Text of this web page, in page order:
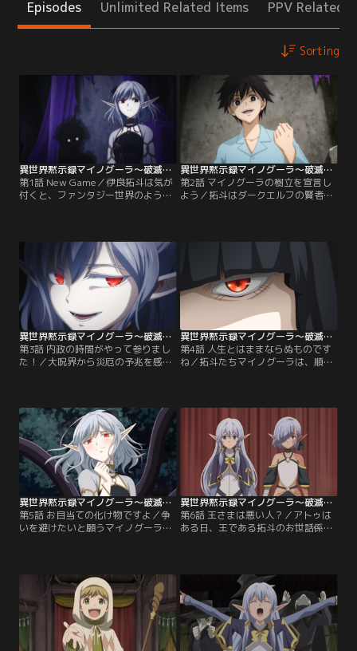
Episodes Unlimited Related Items PPV Related
Sorting
異世界黙示録マイノグーラ～破滅の文明で始める世界征服～ 第01話
第1話 New Game／伊良拓斗は気が
付くと、ファンタジー世界のような
森の中にいた。そこで拓斗は自分が
---僕たちの国を作ろう。僕と、君だ
けの王国を」まずは引き籠もって、
密かに情報収集を行いたい拓斗。し
かし、この世界の住人であるダーク
エルフの一団と出会ってしま
い……。
異世界黙示録マイノグーラ～破滅の文明で始める世界征服～ 第02話
第2話 マイノグーラの樹立を宣言し
よう／拓斗はダークエルフの賢者、
見は真っ向から対立。このまま交渉
は決裂するかと思われたが--。「ね
ぇ、君たち--僕の国民になってよ」
拓斗の予想外の一言。天才ゲームプ
レイヤー、イラ＝タクトの戦略と
は……！？
異世界黙示録マイノグーラ～破滅の文明で始める世界征服～ 第03話
第3話 内政の時間がやって参りまし
た！／大呪界から災厄の予兆を感じ
方拓斗たちは、マイノグーラを強力
な国家とするため、会議を行ってい
た。食糧問題を解決するため、アト
ゥが用意してきたものは、「人肉の
木」というとんでもないもの
で……！？
異世界黙示録マイノグーラ～破滅の文明で始める世界征服～ 第04話
第4話 人生とはままならぬものです
ね／拓斗たちマイノグーラは、順調
士ヴェルデルと聖騎士ローニアス
は、大呪界を調査するため、傭兵を
引き連れ暗黒大陸へと向かってい
た。「これが呪われし森、大呪
界……」マイノグーラと聖騎士たち
が、今、邂逅する--。
異世界黙示録マイノグーラ～破滅の文明で始める世界征服～ 第05話
第5話 お目当ての化け物ですよ／争
いを避けたいと願うマイノグーラの
断し警戒を強める。ヴェルデルとロ
ーニアスの聖剣技により、触手を切
り落とされるアトゥ。「あと二本。
あと二本ぶった切れば、俺たちの勝
ちだ」戦いは激化し、徐々にアトゥ
は追いつめられていくが……。
異世界黙示録マイノグーラ～破滅の文明で始める世界征服～ 第06話
第6話 王さまは悪い人？／アトゥは
ある日、王である拓斗のお世話係が
て少女たちが集められる。そこに残
った最後の候補者である双子の少
女、メアリアとキャリア。「確かに
聡明ではありますが、少々問題
が……」モルタールが懸念する双子
には、ある壮絶な過去があり……。